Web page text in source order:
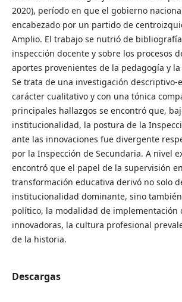
2020), período en que el gobierno
encabezado por un partido de
Amplio. El trabajo se nutrió de
inspección docente y sobre los procesos
aportes provenientes de la pedagogía y
Se trata de una investigación descriptivo-
carácter cualitativo y con una tónica
principales hallazgos se encontró que,
institucionalidad, la postura de la
ante las innovaciones fue divergente
por la Inspección de Secundaria. A nivel
encontró que el papel de la supervisión
transformación educativa derivó no solo
institucionalidad dominante, sino
político, la modalidad de implementación
innovadoras, la cultura profesional
de la historia.
Descargas